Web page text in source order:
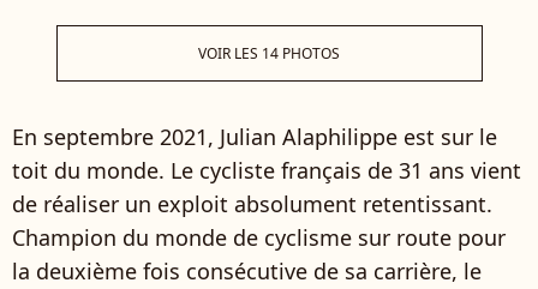
VOIR LES 14 PHOTOS
En septembre 2021, Julian Alaphilippe est sur le
toit du monde. Le cycliste français de 31 ans vient
de réaliser un exploit absolument retentissant.
Champion du monde de cyclisme sur route pour
la deuxième fois consécutive de sa carrière, le